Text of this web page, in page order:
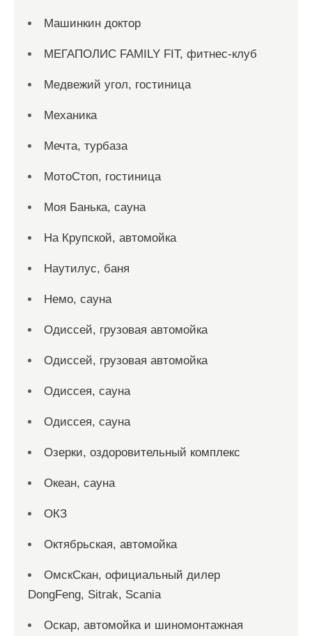
Машинкин доктор
МЕГАПОЛИС FAMILY FIT, фитнес-клуб
Медвежий угол, гостиница
Механика
Мечта, турбаза
МотоСтоп, гостиница
Моя Банька, сауна
На Крупской, автомойка
Наутилус, баня
Немо, сауна
Одиссей, грузовая автомойка
Одиссей, грузовая автомойка
Одиссея, сауна
Одиссея, сауна
Озерки, оздоровительный комплекс
Океан, сауна
ОКЗ
Октябрьская, автомойка
ОмскСкан, официальный дилер
DongFeng, Sitrak, Scania
Оскар, автомойка и шиномонтажная